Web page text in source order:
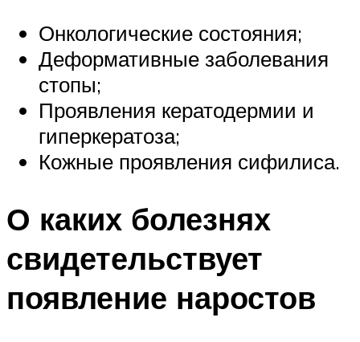
Онкологические состояния;
Деформативные заболевания
стопы;
Проявления кератодермии и
гиперкератоза;
Кожные проявления сифилиса.
О каких болезнях
свидетельствует
появление наростов